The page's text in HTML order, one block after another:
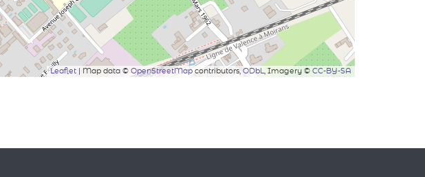
Leaflet | Map data © OpenStreetMap contributors, ODbL , Imagery © CC-BY-SA